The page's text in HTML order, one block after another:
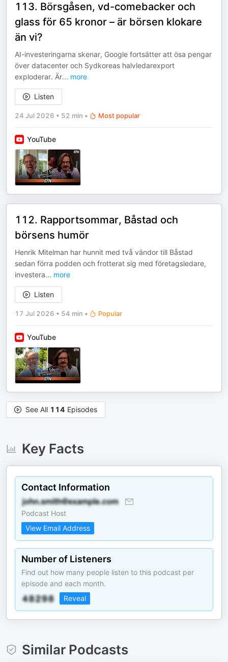
113. Börsgåsen, vd-comebacker och
glass för 65 kronor – är börsen klokare
än vi?
AI-investeringarna skenar, Google fortsätter att ösa pengar
över datacenter och Sydkoreas halvledarexport
exploderar. Är... more
Listen
24 Jul 2026 • 52 min • Most popular
YouTube
112. Rapportsommar, Båstad och
börsens humör
Henrik Mitelman har hunnit med två vändor till Båstad
sedan förra podden och frotterat sig med företagsledare,
investera... more
Listen
17 Jul 2026 • 54 min • Popular
YouTube
See All 114 Episodes
Key Facts
Contact Information
Podcast Host
View Email Address
Number of Listeners
Find out how many people listen to this podcast per
episode and each month.
Reveal
Similar Podcasts